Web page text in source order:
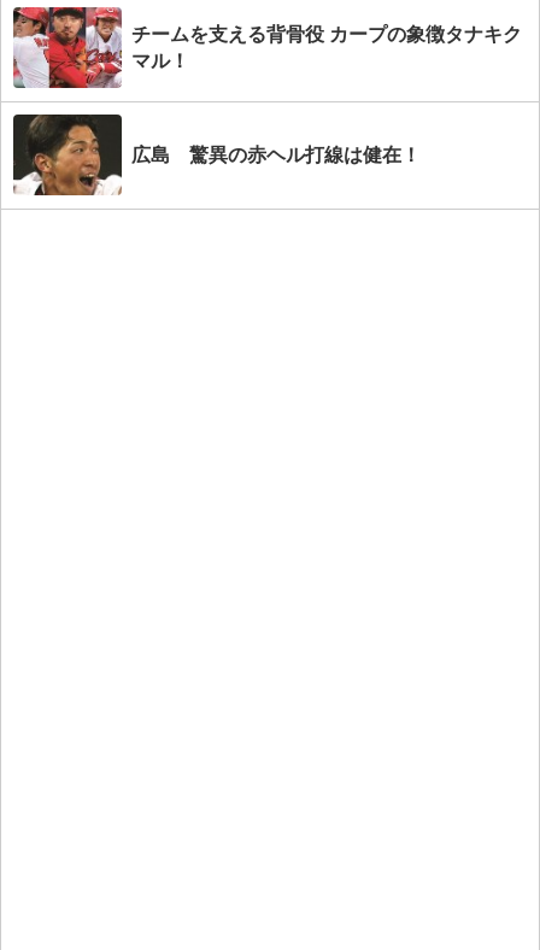
チームを支える背骨役 カープの象徴タナキク
マル！
広島 驚異の赤ヘル打線は健在！